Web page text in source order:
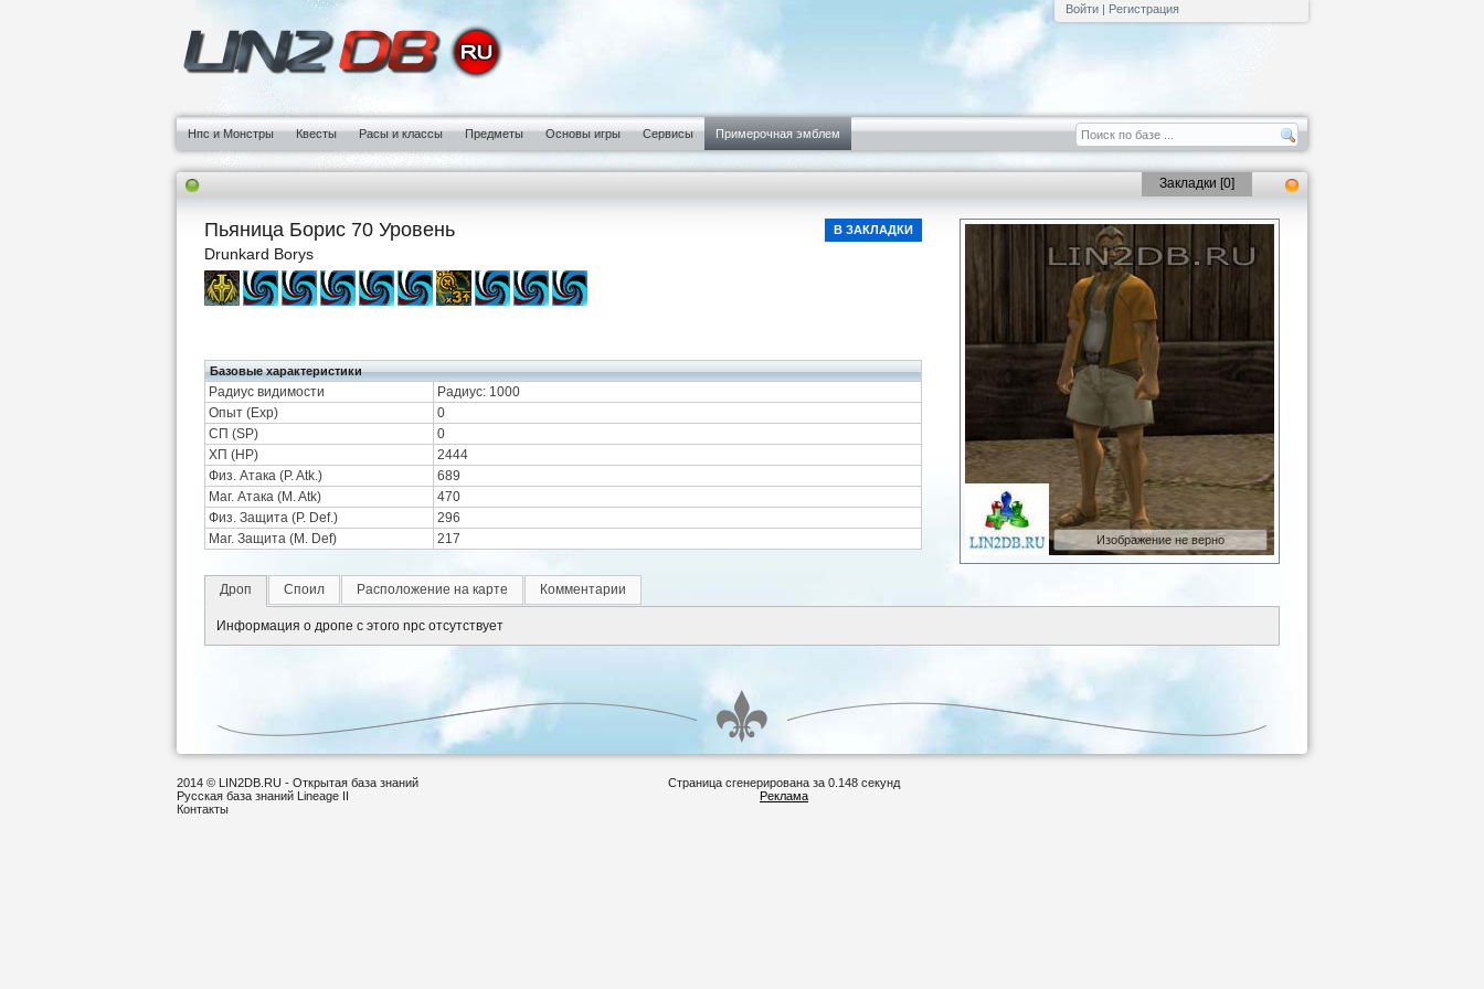
Войти | Регистрация
Нпс и Монстры Квесты Расы и классы Предметы Основы игры Сервисы Примерочная эмблем
Закладки [0]
Пьяница Борис 70 Уровень
Drunkard Borys
В ЗАКЛАДКИ
Базовые характеристики
Радиус видимости
Радиус: 1000
Опыт (Exp)
0
СП (SP)
0
ХП (HP)
2444
Физ. Атака (P. Atk.)
689
Маг. Атака (M. Atk)
470
Физ. Защита (P. Def.)
296
Маг. Защита (M. Def)
217 Изображение не верно
Дроп Споил Расположение на карте Комментарии
Информация о дропе с этого npc отсутствует
2014 © LIN2DB.RU - Открытая база знаний
Русская база знаний Lineage II
Контакты
Страница сгенерирована за 0.148 секунд
Реклама